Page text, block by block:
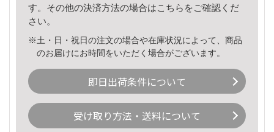
す。その他の決済方法の場合はこちら をご確認くだ
さい。
※土・日・祝日の注文の場合や在庫状況によって、商品
のお届けにお時間をいただく場合がございます。
即日出荷条件について
受け取り方法・送料について